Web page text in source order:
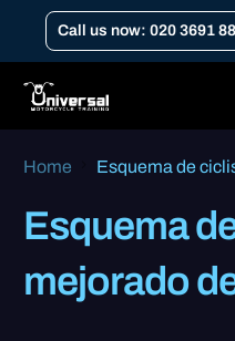
Call us now: 020 3691
Home Esquema de
Esquema
mejorado